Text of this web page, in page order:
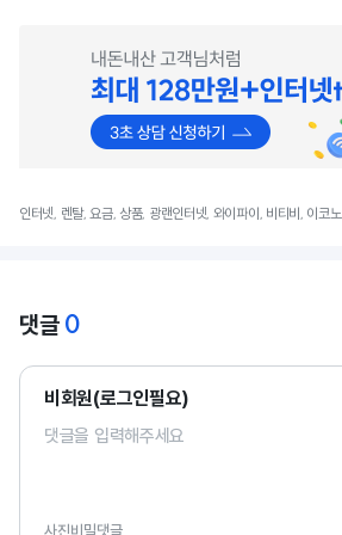
인터넷, 렌탈, 요금, 상품, 광랜인터넷, 와이파이, 비티비, 이코
댓글 0
비회원(로그인필요)
사진비밀댓글